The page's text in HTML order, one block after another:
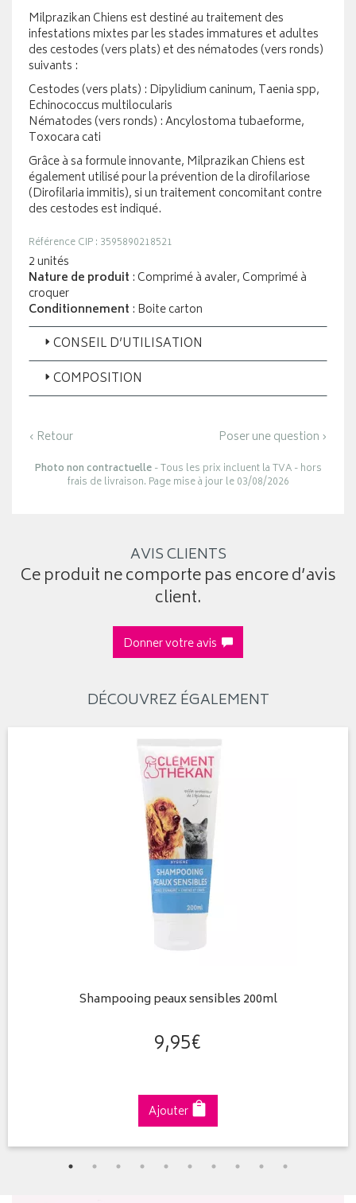
Milprazikan Chiens est destiné au traitement des
infestations mixtes par les stades immatures et adultes
des cestodes (vers plats) et des nématodes (vers ronds)
suivants :
Cestodes (vers plats) : Dipylidium caninum, Taenia spp,
Echinococcus multilocularis
Nématodes (vers ronds) : Ancylostoma tubaeforme,
Toxocara cati
Grâce à sa formule innovante, Milprazikan Chiens est
également utilisé pour la prévention de la dirofilariose
(Dirofilaria immitis), si un traitement concomitant contre
des cestodes est indiqué.
Référence CIP : 3595890218521
2 unités
Nature de produit : Comprimé à avaler, Comprimé à
croquer
Conditionnement : Boite carton
CONSEIL D’UTILISATION
COMPOSITION
‹ Retour Poser une question ›
Photo non contractuelle- Tous les prix incluent la TVA - hors
frais de livraison. Page mise à jour le 03/08/2026
AVIS CLIENTS
Ce produit ne comporte pas encore d’avis
client.
Donner votre avis
DÉCOUVREZ ÉGALEMENT
Shampooing peaux sensibles 200ml
9,95€
Ajouter